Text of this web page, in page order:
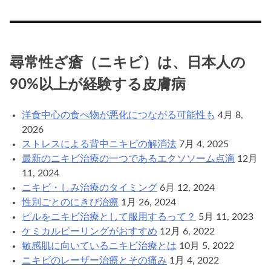
尋常性ざ瘡（ニキビ）は、日本人の
90%以上が経験する皮膚病
洋食中心の食べ物が悪化につながる可能性も 4月 8,
2026
ストレスによる背中ニキビの解消法 7月 4, 2025
最新のニキビ治療の一つであるエクソソーム点滴 12月
11, 2024
ニキビ・しみ治療のタイミング 6月 12, 2024
性別ごとのにきび治療 1月 26, 2024
ピルをニキビ治療として服用するって？ 5月 11, 2023
ケミカルピーリングがおすすめ 12月 6, 2022
敏感肌に向いているニキビ治療とは 10月 5, 2022
ニキビのレーザー治療とその痛み 1月 4, 2022